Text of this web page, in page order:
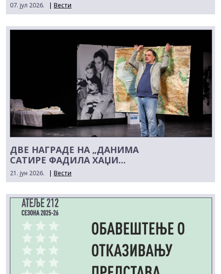
07. јул 2026. | Вести
ДВЕ НАГРАДЕ НА „ДАНИМА
САТИРЕ ФАДИЛА ХАЏИ...
21. јун 2026. | Вести